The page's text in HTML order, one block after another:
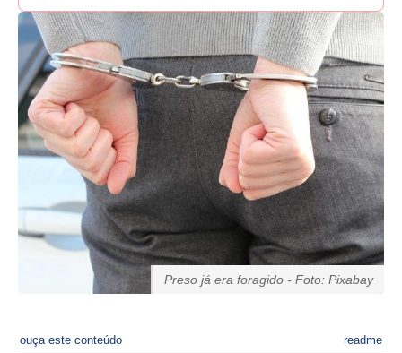
Preso já era foragido - Foto: Pixabay
ouça este conteúdo readme